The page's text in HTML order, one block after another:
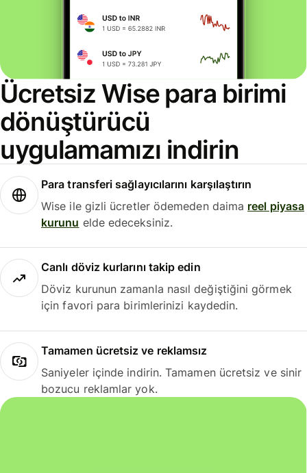
Ücretsiz Wise para birimi
dönüştürücü
uygulamamızı indirin
Para transferi sağlayıcılarını karşılaştırın
Wise ile gizli ücretler ödemeden daima reel piyasa
kurunu elde edeceksiniz.
Canlı döviz kurlarını takip edin
Döviz kurunun zamanla nasıl değiştiğini görmek
için favori para birimlerinizi kaydedin.
Tamamen ücretsiz ve reklamsız
Saniyeler içinde indirin. Tamamen ücretsiz ve sinir
bozucu reklamlar yok.